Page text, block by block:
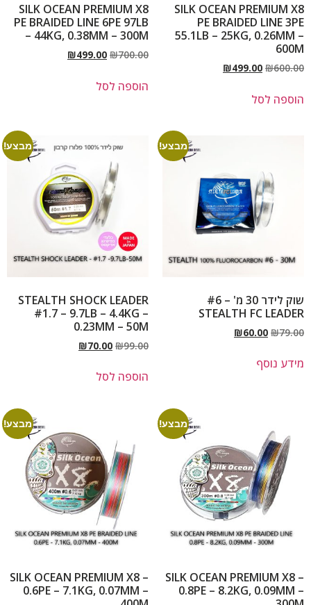
SILK OCEAN PREMIUM X8
PE BRAIDED LINE 3PE
55.1LB – 25KG, 0.26MM –
600M
₪600.00
₪499.00
הוספה לסל
SILK OCEAN PREMIUM X8
PE BRAIDED LINE 6PE 97LB
– 44KG, 0.38MM – 300M
₪700.00
₪499.00
הוספה לסל
מבצע!
שוק לידר 30 מ' – #6
STEALTH FC LEADER
₪79.00
₪60.00
מידע נוסף
מבצע!
STEALTH SHOCK LEADER
#1.7 – 9.7LB – 4.4KG –
0.23MM – 50M
₪99.00
₪70.00
הוספה לסל
מבצע!
SILK OCEAN PREMIUM X8 –
0.8PE – 8.2KG, 0.09MM –
מבצע!
SILK OCEAN PREMIUM X8 –
0.6PE – 7.1KG, 0.07MM –